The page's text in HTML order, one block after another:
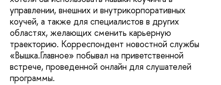
управлении, внешних и внутрикорпоративных
коучей, а также для специалистов в других
областях, желающих сменить карьерную
траекторию. Корреспондент новостной службы
«Вышка.Главное» побывал на приветственной
встрече, проведенной онлайн для слушателей
программы.